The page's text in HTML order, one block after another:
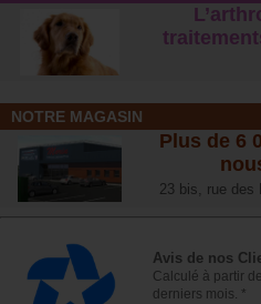
NOTRE MAGASIN
Plus de 6
23 bis, rue des
Avis de nos
Calculé à partir
derniers mois. *